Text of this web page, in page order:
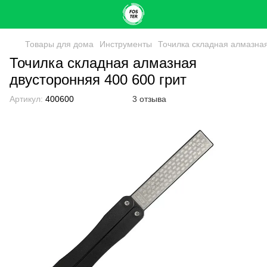
Товары для дома Инструменты Точилка складная
Точилка складная алмазная
двусторонняя 400 600 грит
Артикул: 400600 3 отзыва